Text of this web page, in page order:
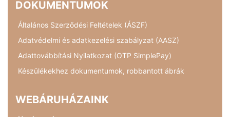
DOKUMENTUMOK
Általános Szerződési Feltételek (ÁSZF)
Adatvédelmi és adatkezelési szabályzat (AASZ)
Adattovábbítási Nyilatkozat (OTP SimplePay)
Készülékekhez dokumentumok, robbantott ábrák
WEBÁRUHÁZAINK